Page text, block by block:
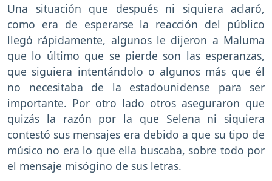
Una situación que después ni siquiera aclaró,
como era de esperarse la reacción del público
llegó rápidamente, algunos le dijeron a Maluma
que lo último que se pierde son las esperanzas,
que siguiera intentándolo o algunos más que él
no necesitaba de la estadounidense para ser
importante. Por otro lado otros aseguraron que
quizás la razón por la que Selena ni siquiera
contestó sus mensajes era debido a que su tipo de
músico no era lo que ella buscaba, sobre todo por
el mensaje misógino de sus letras.